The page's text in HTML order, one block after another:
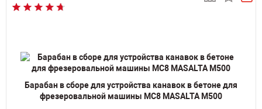
Барабан в сборе для устройства канавок в бетоне для
фрезеровальной машины MC8 MASALTA M500